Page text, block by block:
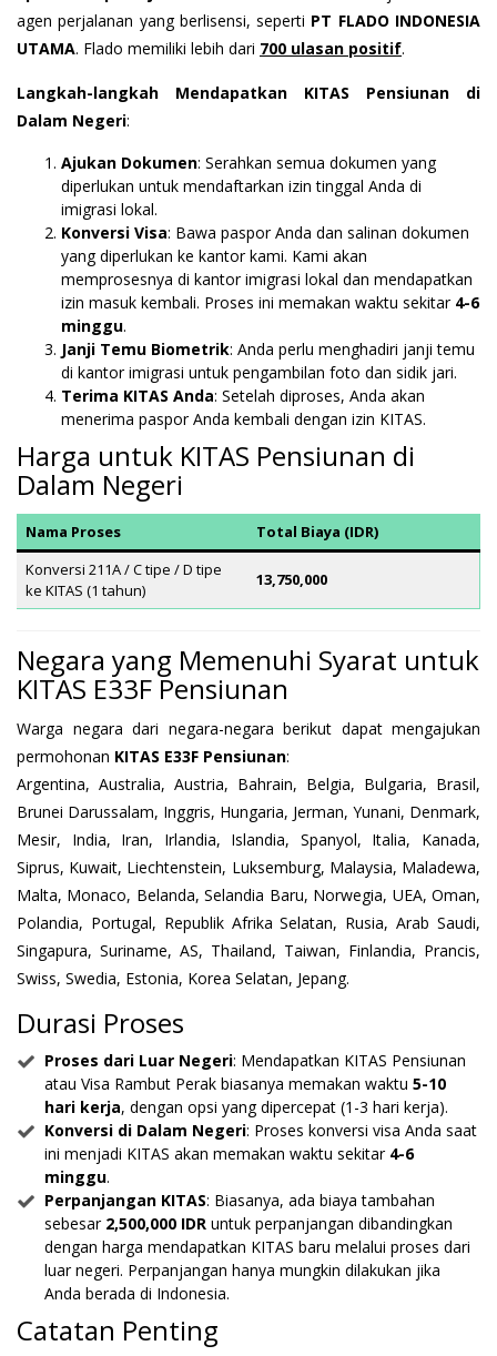
agen perjalanan yang berlisensi, seperti PT FLADO INDONESIA
UTAMA. Flado memiliki lebih dari 700 ulasan positif.
Langkah-langkah Mendapatkan KITAS Pensiunan di
Dalam Negeri:
Ajukan Dokumen: Serahkan semua dokumen yang
diperlukan untuk mendaftarkan izin tinggal Anda di
imigrasi lokal.
Konversi Visa: Bawa paspor Anda dan salinan dokumen
yang diperlukan ke kantor kami. Kami akan
memprosesnya di kantor imigrasi lokal dan mendapatkan
izin masuk kembali. Proses ini memakan waktu sekitar 4-6
minggu.
Janji Temu Biometrik: Anda perlu menghadiri janji temu
di kantor imigrasi untuk pengambilan foto dan sidik jari.
Terima KITAS Anda: Setelah diproses, Anda akan
menerima paspor Anda kembali dengan izin KITAS.
Harga untuk KITAS Pensiunan di
Dalam Negeri
Nama Proses
Total Biaya (IDR)
Konversi 211A / C tipe / D tipe
ke KITAS (1 tahun)
13,750,000
Negara yang Memenuhi Syarat untuk
KITAS E33F Pensiunan
Warga negara dari negara-negara berikut dapat mengajukan
permohonan KITAS E33F Pensiunan:
Argentina, Australia, Austria, Bahrain, Belgia, Bulgaria, Brasil,
Brunei Darussalam, Inggris, Hungaria, Jerman, Yunani, Denmark,
Mesir, India, Iran, Irlandia, Islandia, Spanyol, Italia, Kanada,
Siprus, Kuwait, Liechtenstein, Luksemburg, Malaysia, Maladewa,
Malta, Monaco, Belanda, Selandia Baru, Norwegia, UEA, Oman,
Polandia, Portugal, Republik Afrika Selatan, Rusia, Arab Saudi,
Singapura, Suriname, AS, Thailand, Taiwan, Finlandia, Prancis,
Swiss, Swedia, Estonia, Korea Selatan, Jepang.
Durasi Proses
Proses dari Luar Negeri: Mendapatkan KITAS Pensiunan
atau Visa Rambut Perak biasanya memakan waktu 5-10
hari kerja, dengan opsi yang dipercepat (1-3 hari kerja).
Konversi di Dalam Negeri: Proses konversi visa Anda saat
ini menjadi KITAS akan memakan waktu sekitar 4-6
minggu.
Perpanjangan KITAS: Biasanya, ada biaya tambahan
sebesar 2,500,000 IDR untuk perpanjangan dibandingkan
dengan harga mendapatkan KITAS baru melalui proses dari
luar negeri. Perpanjangan hanya mungkin dilakukan jika
Anda berada di Indonesia.
Catatan Penting